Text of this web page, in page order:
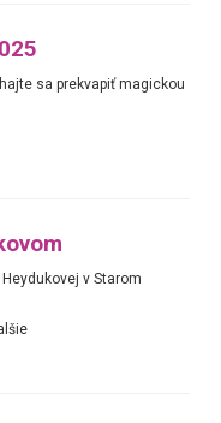
sa prekvapiť magickou
v Starom